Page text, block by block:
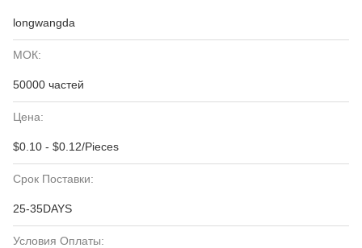
longwangda
МОК:
50000 частей
Цена:
$0.10 - $0.12/Pieces
Срок Поставки:
25-35DAYS
Условия Оплаты: